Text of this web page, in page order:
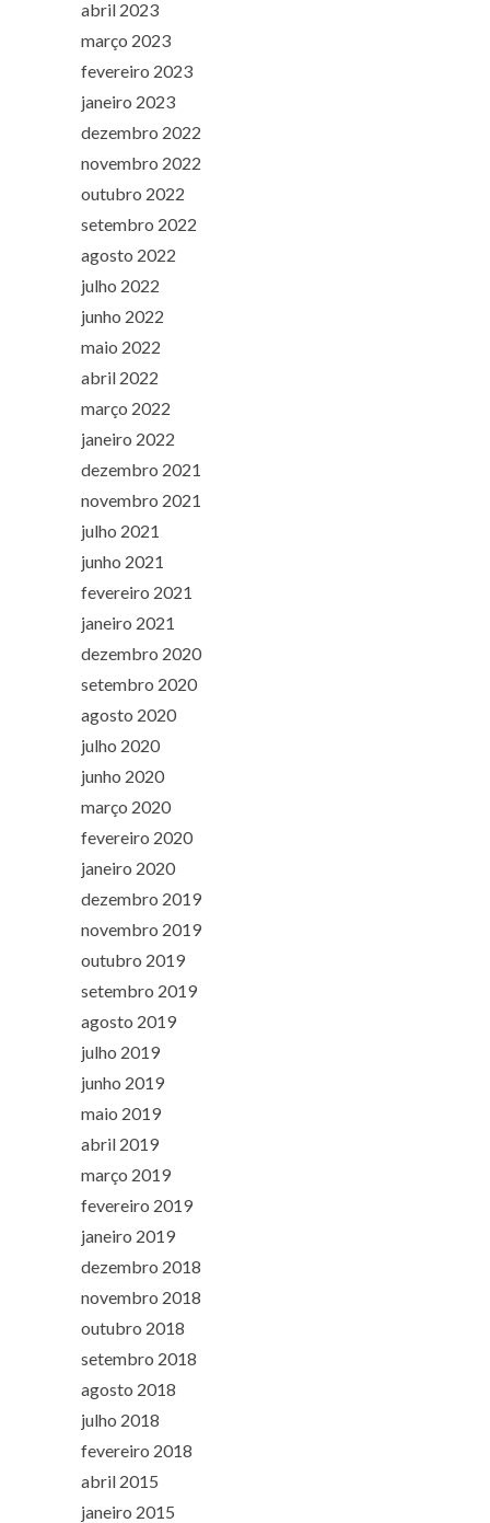
abril 2023
março 2023
fevereiro 2023
janeiro 2023
dezembro 2022
novembro 2022
outubro 2022
setembro 2022
agosto 2022
julho 2022
junho 2022
maio 2022
abril 2022
março 2022
janeiro 2022
dezembro 2021
novembro 2021
julho 2021
junho 2021
fevereiro 2021
janeiro 2021
dezembro 2020
setembro 2020
agosto 2020
julho 2020
junho 2020
março 2020
fevereiro 2020
janeiro 2020
dezembro 2019
novembro 2019
outubro 2019
setembro 2019
agosto 2019
julho 2019
junho 2019
maio 2019
abril 2019
março 2019
fevereiro 2019
janeiro 2019
dezembro 2018
novembro 2018
outubro 2018
setembro 2018
agosto 2018
julho 2018
fevereiro 2018
abril 2015
janeiro 2015